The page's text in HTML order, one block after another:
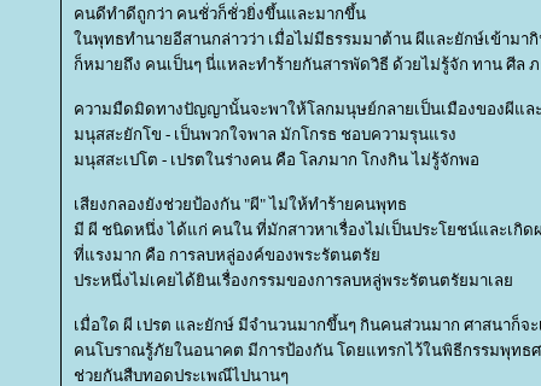
คนดีทำดีถูกว่า คนชั่วก็ชั่วยิ่งขึ้นและมากขึ้น
นพุทธทำนายอีสานกล่าวว่า เมื่อไม่มีธรรมมาต้าน ผีและยักษ์เข้ามา
ก็หมายถึง คนเป็นๆ นี่แหละทำร้ายกันสารพัดวิธี ด้วยไม่รู้จัก ทาน ศีล
ความมืดมิดทางปัญญานั้นจะพาให้โลกมนุษย์กลายเป็นเมืองของผีแล
มนุสสะยักโข - เป็นพวกใจพาล มักโกรธ ชอบความรุนแรง
มนุสสะเปโต - เปรตในร่างคน คือ โลภมาก โกงกิน ไม่รู้จักพอ
เสียงกลองยังช่วยป้องกัน "ผี" ไม่ให้ทำร้ายคนพุทธ
มี ผี ชนิดหนึ่ง ได้แก่ คนใน ที่มักสาวหาเรื่องไม่เป็นประโยชน์และเกิ
ที่แรงมาก คือ การลบหลู่องค์ของพระรัตนตรั
ประหนึ่งไม่เคยได้ยินเรื่องกรรมของการลบหลู่พระรัตนตรัยมาเล
เมื่อใด ผี เปรต และยักษ์ มีจำนวนมากขึ้นๆ กินคนส่วนมาก ศาสนาก็จ
คนโบราณรู้ภัยในอนาคต มีการป้องกัน โดยแทรกไว้ในพิธีกรรมพุทธ
ช่วยกันสืบทอดประเพณีไปนานๆ